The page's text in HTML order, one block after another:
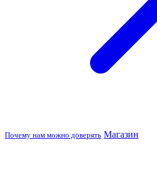
Почему нам можно доверять Магазин